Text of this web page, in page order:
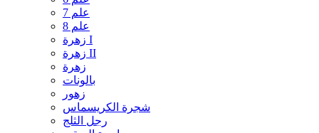
علم 7
علم 8
زهرة I
زهرة II
زهرة
بالونات
زهور
شجرة الكريسماس
رجل الثلج